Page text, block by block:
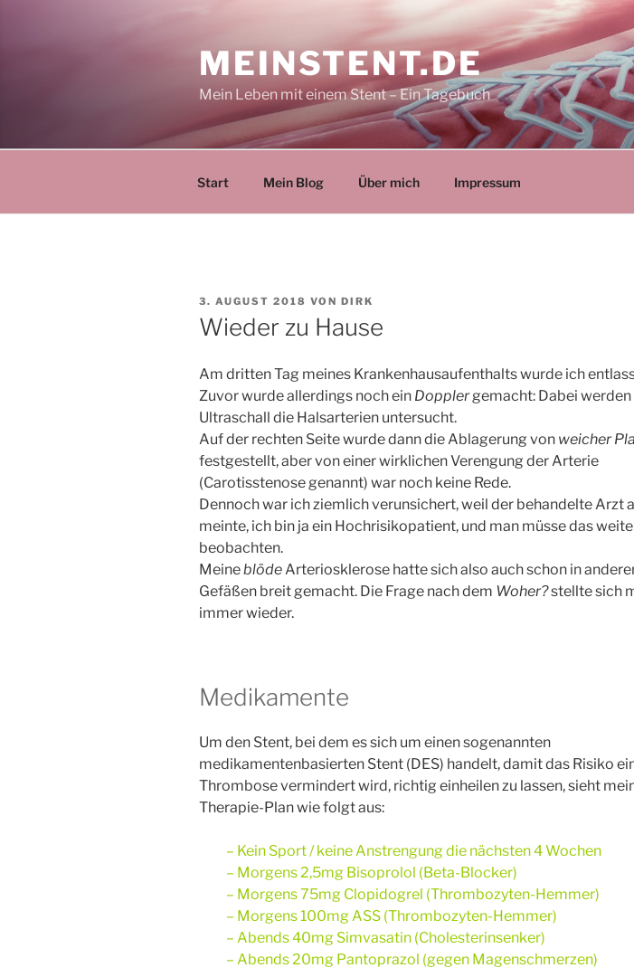
MEINSTENT.DE
Mein Leben mit einem Stent – Ein Tagebuch
Start Mein Blog Über mich Impressum
VERÖFFENTLICHT
AM
3. AUGUST 2018 VON DIRK
Wieder zu Hause
Am dritten Tag meines Krankenhausaufenthalts wurde ich
Zuvor wurde allerdings noch ein Dopplergemacht: Dabei werden
Ultraschall die Halsarterien untersucht.
Auf der rechten Seite wurde dann die Ablagerung von weicher
festgestellt, aber von einer wirklichen Verengung der Arterie
(Carotisstenose genannt) war noch keine Rede.
Dennoch war ich ziemlich verunsichert, weil der behandelte Arzt
meinte, ich bin ja ein Hochrisikopatient, und man müsse das
beobachten.
MeineblödeArteriosklerose hatte sich also auch schon in
Gefäßen breit gemacht. Die Frage nach dem Woher?stellte sich
immer wieder.
Medikamente
Um den Stent, bei dem es sich um einen sogenannten
medikamentenbasierten Stent (DES) handelt, damit das Risiko
Thrombose vermindert wird, richtig einheilen zu lassen, sieht
Therapie-Plan wie folgt aus:
– Kein Sport / keine Anstrengung die nächsten 4 Wochen
– Morgens 2,5mg Bisoprolol (Beta-Blocker)
– Morgens 75mg Clopidogrel (Thrombozyten-Hemmer)
– Morgens 100mg ASS (Thrombozyten-Hemmer)
– Abends 40mg Simvasatin (Cholesterinsenker)
– Abends 20mg Pantoprazol (gegen Magenschmerzen)